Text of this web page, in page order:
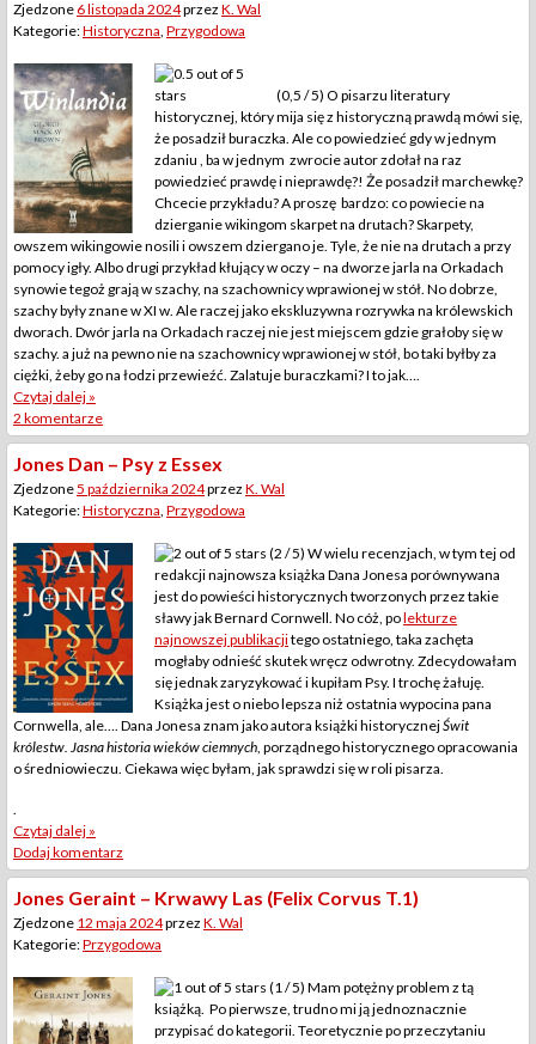
Zjedzone 6 listopada 2024przez K. Wal
Kategorie:Historyczna Przygodowa
(0,5 / 5) O pisarzu literatury
historycznej, który mija się z historyczną prawdą mówi się,
że posadził buraczka. Ale co powiedzieć gdy w jednym
zdaniu , ba w jednym zwrocie autor zdołał na raz
powiedzieć prawdę i nieprawdę?! Że posadził marchewkę?
Chcecie przykładu? A proszę bardzo: co powiecie na
dzierganie wikingom skarpet na drutach? Skarpety,
owszem wikingowie nosili i owszem dziergano je. Tyle, że nie na drutach a przy
pomocy igły. Albo drugi przykład kłujący w oczy – na dworze jarla na Orkadach
synowie tegoż grają w szachy, na szachownicy wprawionej w stół. No dobrze,
szachy były znane w XI w. Ale raczej jako ekskluzywna rozrywka na królewskich
dworach. Dwór jarla na Orkadach raczej nie jest miejscem gdzie grałoby się w
szachy. a już na pewno nie na szachownicy wprawionej w stół, bo taki byłby za
ciężki, żeby go na łodzi przewieźć. Zalatuje buraczkami? I to jak….
Czytaj dalej »
2 komentarze
Jones Dan – Psy z Essex
Zjedzone5 października 2024przez K. Wal
Kategorie:Historyczna Przygodowa
(2 / 5) W wielu recenzjach, w tym tej od
redakcji najnowsza książka Dana Jonesa porównywana
jest do powieści historycznych tworzonych przez takie
sławy jak Bernard Cornwell. No cóż, polekturze
najnowszej publikacjitego ostatniego, taka zachęta
mogłaby odnieść skutek wręcz odwrotny. Zdecydowałam
się jednak zaryzykować i kupiłam Psy. I trochę żałuję.
Książka jest o niebo lepsza niż ostatnia wypocina pana
Cornwella, ale…. Dana Jonesa znam jako autora książki historycznejŚwit
królestw. Jasna historia wieków ciemnych , porządnego historycznego opracowania
o średniowieczu. Ciekawa więc byłam, jak sprawdzi się w roli pisarza.
Czytaj dalej »
Dodaj komentarz
Jones Geraint – Krwawy Las (Felix Corvus T.1)
Zjedzone 12 maja 2024przez K. Wal
Kategorie:Przygodowa
(1 / 5) Mam potężny problem z tą
książką. Po pierwsze, trudno mi ją jednoznacznie
przypisać do kategorii. Teoretycznie po przeczytaniu